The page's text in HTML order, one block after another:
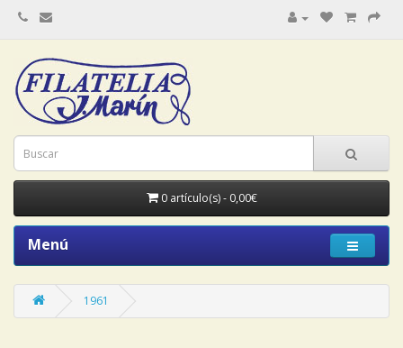
0 artículo(s) - 0,00€
Menú
1961